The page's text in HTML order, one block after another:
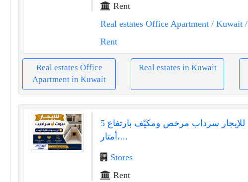
Rent
Real estates Office Apartment/ Kuwait/
Rent
Real estates Office
Apartment in Kuwait
Real estates in Kuwait
للإيجار سرداب مرخص ومكيّف بارتفاع 5
أمتار،...
Stores
Rent